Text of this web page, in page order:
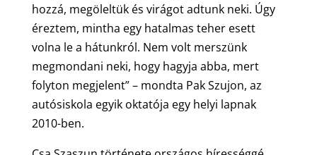
hozzá, megöleltük és virágot adtunk neki. Úgy
éreztem, mintha egy hatalmas teher esett
volna le a hátunkról. Nem volt merszünk
megmondani neki, hogy hagyja abba, mert
folyton megjelent” – mondta Pak Szujon, az
autósiskola egyik oktatója egy helyi lapnak
2010-ben.